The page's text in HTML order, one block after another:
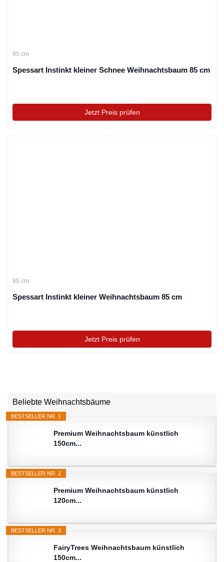
85 cm
Spessart Instinkt kleiner Schnee Weihnachtsbaum 85 cm
Jetzt Preis prüfen
85 cm
Spessart Instinkt kleiner Weihnachtsbaum 85 cm
Jetzt Preis prüfen
Beliebte Weihnachtsbäume
BESTSELLER NR. 1
Premium Weihnachtsbaum künstlich
150cm...
BESTSELLER NR. 2
Premium Weihnachtsbaum künstlich
120cm...
BESTSELLER NR. 3
FairyTrees Weihnachtsbaum künstlich
150cm...